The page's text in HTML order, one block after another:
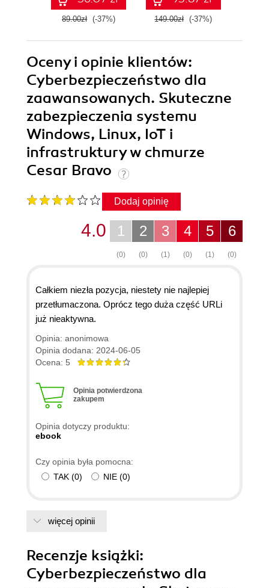
89.00zł (-37%) 149.00zł (-37%)
Oceny i opinie klientów:
Cyberbezpieczeństwo dla
zaawansowanych. Skuteczne
zabezpieczenia systemu
Windows, Linux, IoT i
infrastruktury w chmurze
Cesar Bravo
Dodaj opinię
6
(0)
5
(1)
4
(0)
3
(1)
2
(0)
1
(0)
4.0
Całkiem niezła pozycja, niestety nie najlepiej
przetłumaczona. Oprócz tego duża część URLi
już nieaktywna.
Opinia: anonimowa
Opinia dodana: 2024-06-05
Ocena: 5
Opinia potwierdzona
zakupem
Opinia dotyczy produktu:
ebook
Czy opinia była pomocna:
TAK (0) NIE (0)
więcej opinii
Recenzje książki:
Cyberbezpieczeństwo dla